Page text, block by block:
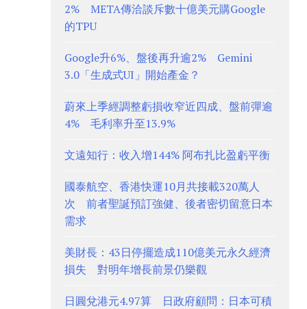
2% META傳洽談斥數十億美元購Google
的TPU
Google升6%、盤後再升逾2% Gemini
3.0「生成式UI」開始產金？
蔚來上季經調整虧損收窄近四成、盤前彈逾
4% 毛利率升至13.9%
文遠知行：收入增144% 阿布扎比盈虧平衡
國泰航空、香港快運10月共接載320萬人
次 前者聖誕預訂強健、後者密切留意日本
需求
美財長：43日停擺造成110億美元永久經濟
損失 對明年增長前景仍樂觀
日圓兌港元4.97算 日政府顧問：日本可積